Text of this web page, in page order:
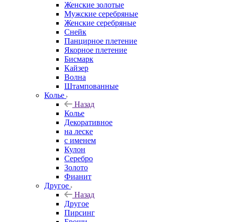
Женские золотые
Мужские серебряные
Женские серебряные
Снейк
Панцирное плетение
Якорное плетение
Бисмарк
Кайзер
Волна
Штампованные
Колье
Назад
Колье
Декоративное
на леске
с именем
Кулон
Серебро
Золото
Фианит
Другое
Назад
Другое
Пирсинг